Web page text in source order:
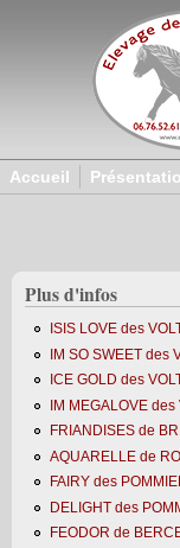
Aller au contenu
Accueil
Plus d'infos
ISIS LOVE des
IM SO SWEET des
ICE GOLD des
IM MEGALOVE des
FRIANDISES de
AQUARELLE de
FAIRY des
DELIGHT des
FEODOR de